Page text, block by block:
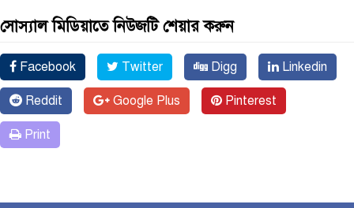
সোস্যাল মিডিয়াতে নিউজটি শেয়ার করুন
Facebook Twitter Digg Linkedin
Reddit Google Plus Pinterest
Print